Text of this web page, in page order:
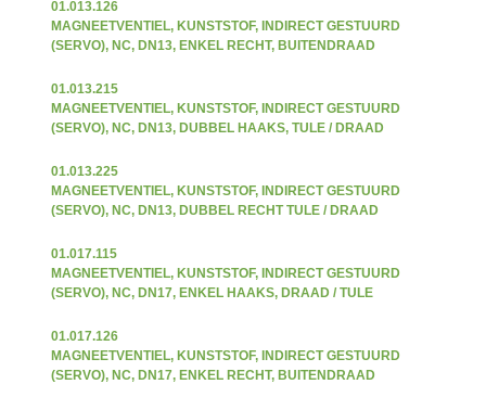
01.013.126
MAGNEETVENTIEL, KUNSTSTOF, INDIRECT GESTUURD
(SERVO), NC, DN13, ENKEL RECHT, BUITENDRAAD
01.013.215
MAGNEETVENTIEL, KUNSTSTOF, INDIRECT GESTUURD
(SERVO), NC, DN13, DUBBEL HAAKS, TULE / DRAAD
01.013.225
MAGNEETVENTIEL, KUNSTSTOF, INDIRECT GESTUURD
(SERVO), NC, DN13, DUBBEL RECHT TULE / DRAAD
01.017.115
MAGNEETVENTIEL, KUNSTSTOF, INDIRECT GESTUURD
(SERVO), NC, DN17, ENKEL HAAKS, DRAAD / TULE
01.017.126
MAGNEETVENTIEL, KUNSTSTOF, INDIRECT GESTUURD
(SERVO), NC, DN17, ENKEL RECHT, BUITENDRAAD